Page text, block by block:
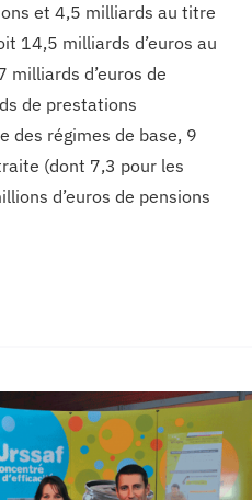
et 4,5 milliards au titre
14,5 milliards d’euros au
d’euros de
de prestations
des régimes de base, 9
(dont 7,3 pour les
d’euros de pensions